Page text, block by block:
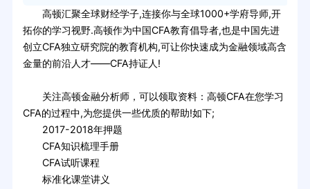
高顿汇聚全球财经学子,连接你与全球1000+学府导师,开
拓你的学习视野.高顿作为中国CFA教育倡导者,也是中国先进
创立CFA独立研究院的教育机构,可让你快速成为金融领域高含
金量的前沿人才——CFA持证人!
关注高顿金融分析师，可以领取资料：高顿CFA在您学习
CFA的过程中,为您提供一些优质的帮助!如下;
2017-2018年押题
CFA知识梳理手册
CFA试听课程
标准化课堂讲义